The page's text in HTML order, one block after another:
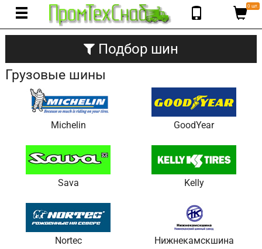
0 шт.
Подбор шин
Грузовые шины
Michelin GoodYear
Sava Kelly
Nortec Нижнекамскшина